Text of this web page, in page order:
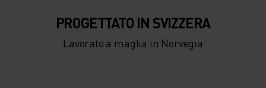
PROGETTATO IN SVIZZERA
Lavorato a maglia in Norvegia